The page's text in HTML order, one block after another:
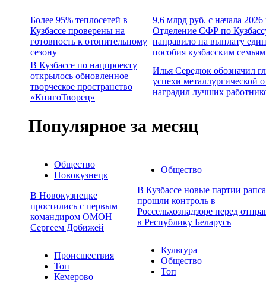
Более 95% теплосетей в
Кузбассе проверены на
готовность к отопительному
сезону
9,6 млрд руб. с начала 2026
Отделение СФР по
направило на выплату
пособия кузбасским семьям
В Кузбассе по нацпроекту
открылось обновленное
творческое пространство
«КнигоТворец»
Илья Середюк обозначил
успехи металлургической
наградил лучших
Популярное за месяц
Общество
Новокузнецк
В Новокузнецке
простились с первым
командиром ОМОН
Сергеем Добижей
Общество
В Кузбассе новые партии рапса
прошли контроль в
Россельхознадзоре перед
в Республику Беларусь
Происшествия
Топ
Кемерово
Культура
Общество
Топ